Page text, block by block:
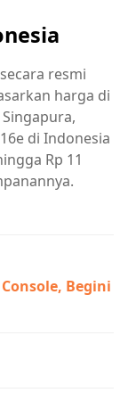
resmi
harga di
di Indonesia
Rp 11
Begini